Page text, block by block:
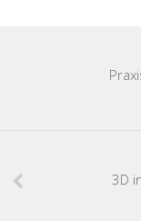
3D